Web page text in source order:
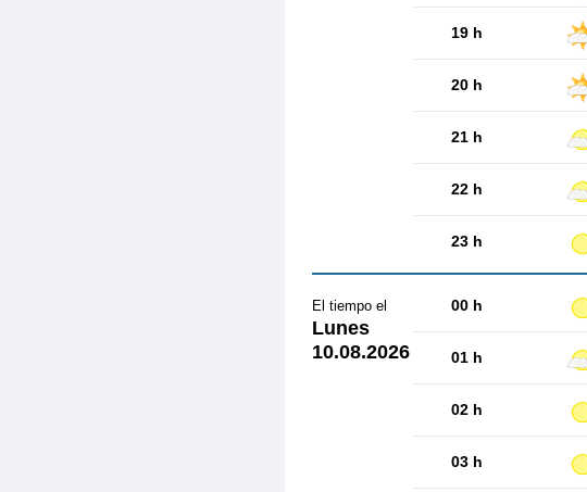
19 h
20 h
21 h
22 h
23 h
El tiempo el
Lunes
10.08.2026
00 h
01 h
02 h
03 h